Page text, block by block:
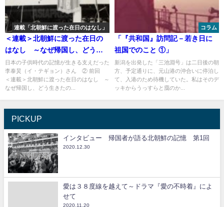
連載「北朝鮮に渡った在日のはなし」
＜連載＞北朝鮮に渡った在日の
はなし ～なぜ帰国し、どう生
きたのか～第4回
日本の子供時代の記憶が生きる支えだった
李泰炅（イ・テギョン）さん ② 前回
＜連載＞北朝鮮に渡った在日のはなし ～
なぜ帰国し、どう生きたの...
コラム
「『共和国』訪問記－若き日に
祖国でのこと ①」
新潟を出発した「三池淵号」は二日後の朝
方、予定通りに、元山港の沖合いに停泊し
て、入港のため待機していた。私はそのデ
ッキからうっすらと靄のか...
PICKUP
インタビュー 帰国者が語る北朝鮮の記憶 第1回
2020.12.30
愛は３８度線を越えて～ドラマ『愛の不時着』によ
せて
2020.11.20